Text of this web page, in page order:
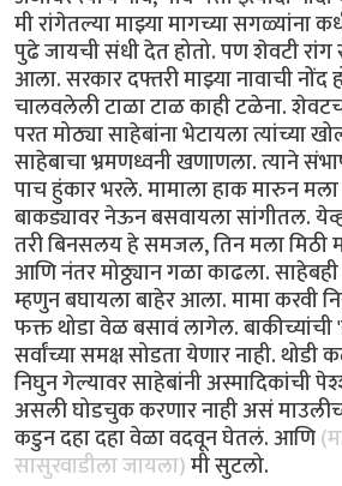
मी रांगेतल्या माझ्या मागच्या सगळ्यांना
पुढे जायची संधी देत होतो. पण शेवटी
आला. सरकार दफ्तरी माझ्या नावाची नोंद
चालवलेली टाळा टाळ काही टळेना.
परत मोठ्या साहेबांना भेटायला त्यांच्या
साहेबाचा भ्रमणध्वनी खणाणला. त्याने
पाच हुंकार भरले. मामाला हाक मारुन मला
बाकड्यावर नेऊन बसवायला सांगीतल.
तरी बिनसलय हे समजल, तिन मला
आणि नंतर मोठ्ठ्यान गळा काढला.
म्हणुन बघायला बाहेर आला. मामा करवी
फक्त थोडा वेळ बसावं लागेल.
सर्वांच्या समक्ष सोडता येणार नाही.
निघुन गेल्यावर साहेबांनी अस्मादिकांची
असली घोडचुक करणार नाही असं
कडुन दहा दहा वेळा वदवून घेतलं. आणि
सासुरवाडीला जायला)मी सुटलो.